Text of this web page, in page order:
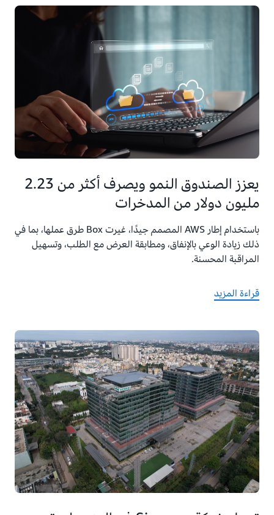
يعزز الصندوق النمو ويصرف أكثر من 2.23
مليون دولار من المدخرات
باستخدام إطار AWS المصمم جيدًا، غيرت Box طرق عملها، بما في
ذلك زيادة الوعي بالإنفاق، ومطابقة العرض مع الطلب، وتسهيل
المراقبة المحسنة.
قراءة المزيد